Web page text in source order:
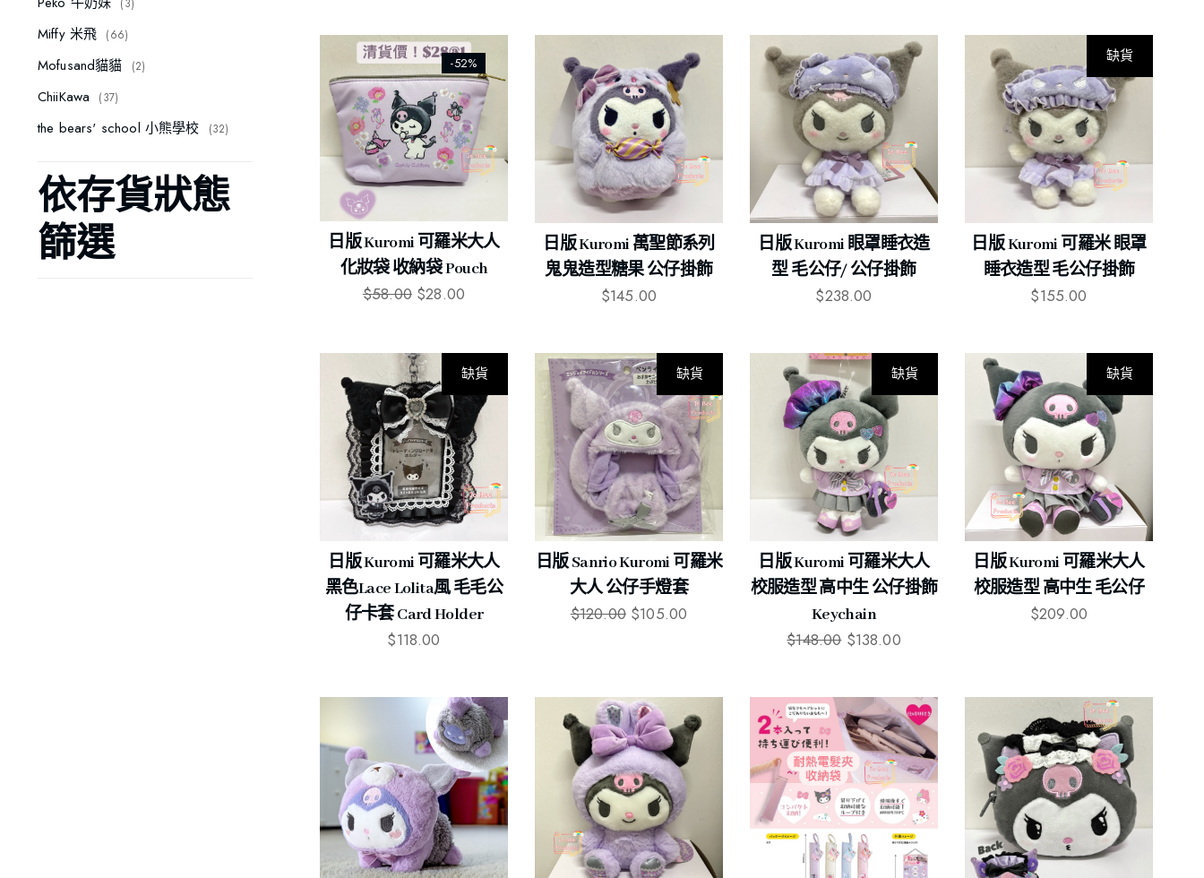
-52%
日版 Kuromi 可羅米大人
化妝袋 收納袋 Pouch
$58.00 $28.00
日版 Kuromi 萬聖節系列
鬼鬼造型糖果 公仔掛飾
$145.00
日版 Kuromi 眼罩睡衣造
型 毛公仔/ 公仔掛飾
$238.00
缺貨
日版 Kuromi 可羅米 眼罩
睡衣造型 毛公仔掛飾
$155.00
缺貨
日版 Kuromi 可羅米大人
黑色lace Lolita風 毛毛公
仔卡套 Card Holder
$118.00
缺貨
-13%
日版 Sanrio Kuromi 可羅米
大人 公仔手燈套
$120.00 $105.00
缺貨
-7%
日版 Kuromi 可羅米大人
校服造型 高中生 公仔掛飾
Keychain
$148.00 $138.00
缺貨
日版 Kuromi 可羅米大人
校服造型 高中生 毛公仔
$209.00
3
Miffy 米飛 66
Mofusand貓貓 2
ChiiKawa 37
the bears' school 小熊學校 32
依存貨狀態
篩選